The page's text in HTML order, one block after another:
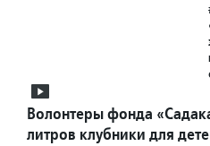
Волонтеры фонда
литров клубники для